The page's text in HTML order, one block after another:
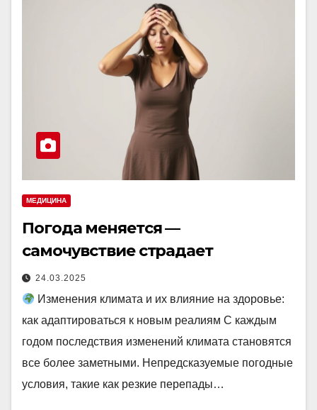
МЕДИЦИНА
Погода меняется —
самочувствие страдает
24.03.2025
Изменения климата и их влияние на здоровье:
как адаптироваться к новым реалиям С каждым
годом последствия изменений климата становятся
все более заметными. Непредсказуемые погодные
условия, такие как резкие перепады…